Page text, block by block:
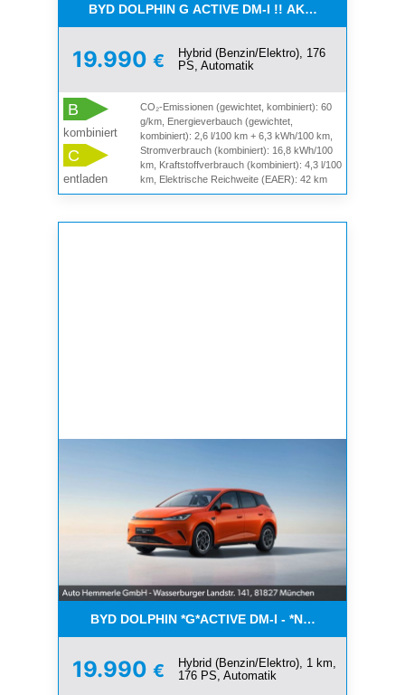
BYD DOLPHIN G ACTIVE DM-I !! AKTIONSPREIS !!
19.990 €
Hybrid (Benzin/Elektro), 176
PS, Automatik
B
kombiniert
C
entladen
CO₂-Emissionen (gewichtet, kombiniert): 60
g/km, Energieverbauch (gewichtet,
kombiniert): 2,6 l/100 km + 6,3 kWh/100 km,
Stromverbrauch (kombiniert): 16,8 kWh/100
km, Kraftstoffverbrauch (kombiniert): 4,3 l/100
km, Elektrische Reichweite (EAER): 42 km
BYD DOLPHIN *G*ACTIVE DM-I - *NEUER BYD*
19.990 €
Hybrid (Benzin/Elektro), 1 km,
176 PS, Automatik